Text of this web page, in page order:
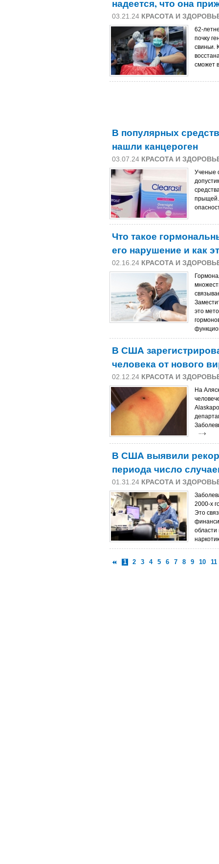
надеется, что она
03.21.24 КРАСОТА И
62-
почку
свиньи.
сможет
В популярных
нашли канцероген
03.07.24 КРАСОТА И
Ученые
прыщей.
Что такое
его нарушение и как
02.16.24 КРАСОТА И
это
В США
человека от нового
02.12.24 КРАСОТА И
На
В США выявили
периода число
01.31.24 КРАСОТА И
2000-х
Это
1 2 3 4 5 6 7 8 9 10 11